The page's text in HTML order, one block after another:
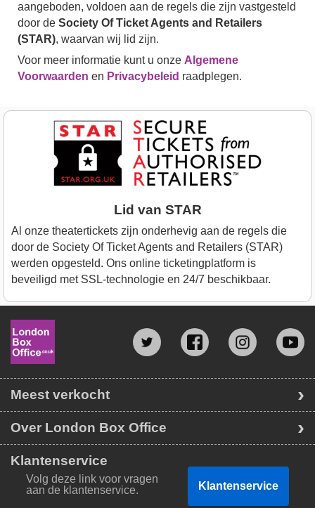
aangeboden, voldoen aan de regels die zijn vastgesteld
door de Society Of Ticket Agents and Retailers
(STAR), waarvan wij lid zijn.
Voor meer informatie kunt u onze Algemene
Voorwaarden en Privacybeleid raadplegen.
Lid van STAR
Al onze theatertickets zijn onderhevig aan de regels die
door de Society Of Ticket Agents and Retailers (STAR)
werden opgesteld. Ons online ticketingplatform is
beveiligd met SSL-technologie en 24/7 beschikbaar.
Meest verkocht
Over London Box Office
Klantenservice
Volg deze link voor vragen
aan de klantenservice.
Klantenservice